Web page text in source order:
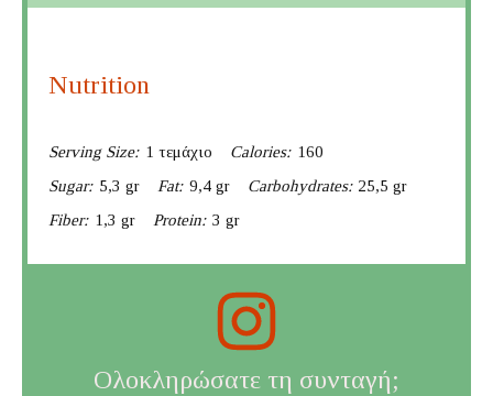
Nutrition
Serving Size: 1 τεμάχιο Calories: 160
Sugar: 5,3 gr Fat: 9,4 gr Carbohydrates: 25,5 gr
Fiber: 1,3 gr Protein: 3 gr
Ολοκληρώσατε τη συνταγή;